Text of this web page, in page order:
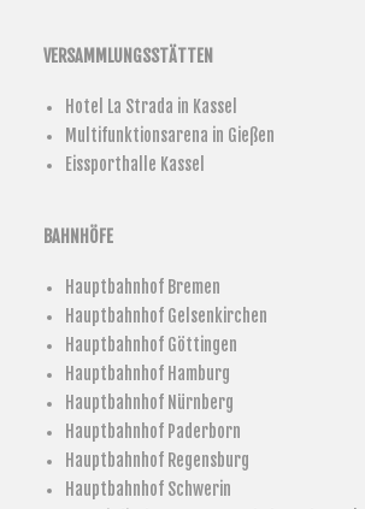
VERSAMMLUNGSSTÄTTEN
Hotel La Strada in Kassel
Multifunktionsarena in Gießen
Eissporthalle Kassel
BAHNHÖFE
Hauptbahnhof Bremen
Hauptbahnhof Gelsenkirchen
Hauptbahnhof Göttingen
Hauptbahnhof Hamburg
Hauptbahnhof Nürnberg
Hauptbahnhof Paderborn
Hauptbahnhof Regensburg
Hauptbahnhof Schwerin